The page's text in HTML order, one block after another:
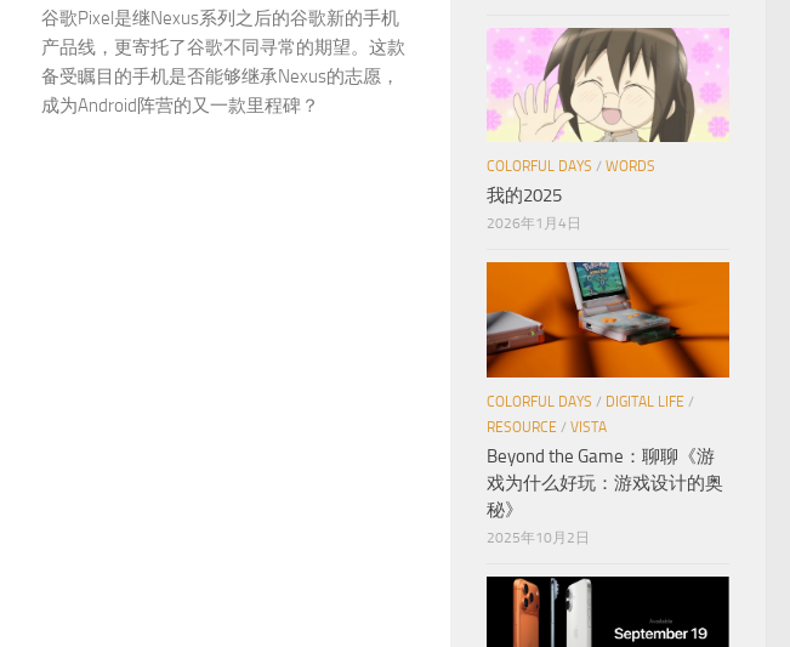
谷歌Pixel是继Nexus系列之后的谷歌新的手机
产品线，更寄托了谷歌不同寻常的期望。这款
备受瞩目的手机是否能够继承Nexus的志愿，
成为Android阵营的又一款里程碑？
COLORFUL DAYS / WORDS
我的2025
2026年1月4日
COLORFUL DAYS / DIGITAL LIFE /
RESOURCE / VISTA
Beyond the Game：聊聊《游
戏为什么好玩：游戏设计的奥
秘》
2025年10月2日